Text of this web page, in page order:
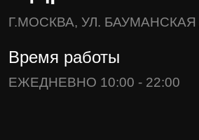
Г.МОСКВА, УЛ. БАУМАНСКАЯ
Время работы
ЕЖЕДНЕВНО 10:00 - 22:00